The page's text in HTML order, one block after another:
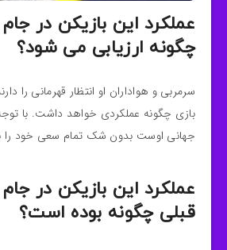
چگونه ارزیابی می شود؟
سرمربی و هواداران او انتظار قهرمانی را
بازی چگونه عملکردی خواهد داشت. با
جهانی اوست بدون شک تمام سعی خود را
عملکرد این بازیکن در
قبلی چگونه بوده است؟